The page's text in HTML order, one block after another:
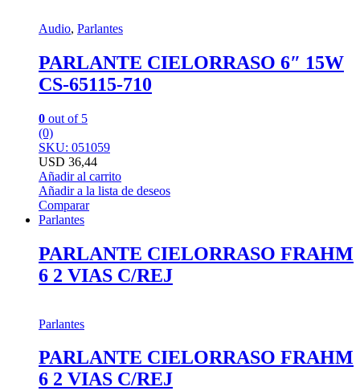
Audio, Parlantes
PARLANTE CIELORRASO 6″ 15W
CS-65115-710
0 out of 5
(0)
SKU: 051059
USD 36,44
Añadir al carrito
Añadir a la lista de deseos
Comparar
Parlantes
PARLANTE CIELORRASO FRAHM
6 2 VIAS C/REJ
Parlantes
PARLANTE CIELORRASO FRAHM
6 2 VIAS C/REJ